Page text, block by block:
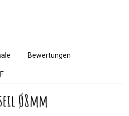
Bewertungen
Ø8mm